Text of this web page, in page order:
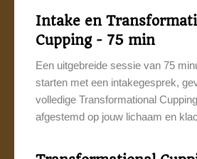
Intake en
Cupping - 75 min
Een uitgebreide sessie van 75
starten met een intakegesprek,
volledige Transformational
afgestemd op jouw lichaam en